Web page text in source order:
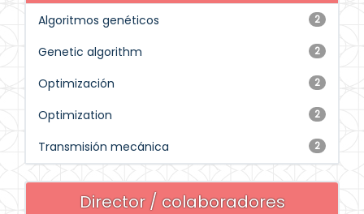
2
Algoritmos genéticos
2
Genetic algorithm
2
Optimización
2
Optimization
2
Transmisión mecánica
Director / colaboradores